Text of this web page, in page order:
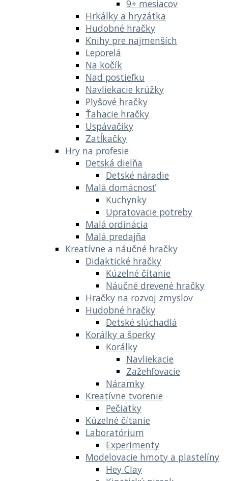
9+ mesiacov
Hrkálky a hryzátka
Hudobné hračky
Knihy pre najmenších
Leporelá
Na kočík
Nad postieľku
Navliekacie krúžky
Plyšové hračky
Ťahacie hračky
Uspávačiky
Zatĺkačky
Hry na profesie
Detská dielňa
Detské náradie
Malá domácnosť
Kuchynky
Upratovacie potreby
Malá ordinácia
Malá predajňa
Kreatívne a náučné hračky
Didaktické hračky
Kúzelné čítanie
Náučné drevené hračky
Hračky na rozvoj zmyslov
Hudobné hračky
Detské slúchadlá
Korálky a šperky
Korálky
Navliekacie
Zažehľovacie
Náramky
Kreatívne tvorenie
Pečiatky
Kúzelné čítanie
Laboratórium
Experimenty
Modelovacie hmoty a plastelíny
Hey Clay